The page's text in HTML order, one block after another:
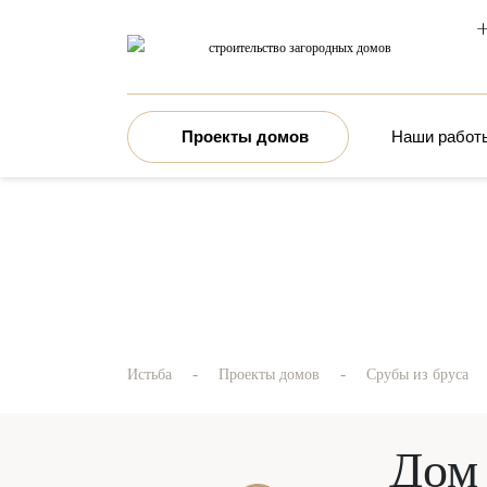
строительство загородных домов
Проекты домов Наши
Истьба - Проекты домов - Срубы из бруса
Дом